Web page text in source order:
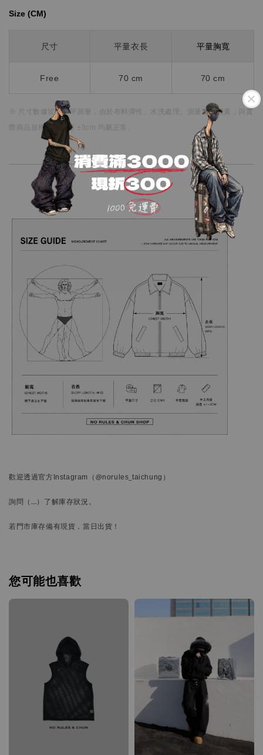
Size (CM)⁡⁡
尺寸 平量衣長 平量胸寬
Free 70 cm 70 cm
※ 尺寸數據皆為水平測量， 由於布料彈性、水洗處理、測量點等因素，
際商品規格略有誤差 ±3cm 均屬正常。
歡迎透過官方Instagram （@norules_taichung）
詢問 （…） 了解庫存狀況。
若門市庫存備有現貨，當日出貨！
您可能也喜歡